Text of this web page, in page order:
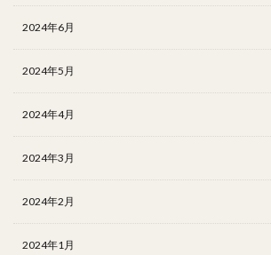
2024年6月
2024年5月
2024年4月
2024年3月
2024年2月
2024年1月